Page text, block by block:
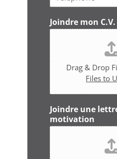
é
p
h
o
n
e
*
Joindre mon C.V.
Drag & Drop
Files to
Joindre une
motivation